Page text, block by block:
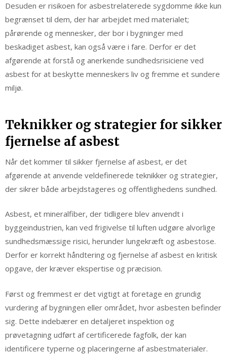
Desuden er risikoen for asbestrelaterede sygdomme ikke kun
begrænset til dem, der har arbejdet med materialet;
pårørende og mennesker, der bor i bygninger med
beskadiget asbest, kan også være i fare. Derfor er det
afgørende at forstå og anerkende sundhedsrisiciene ved
asbest for at beskytte menneskers liv og fremme et sundere
miljø.
Teknikker og strategier for sikker
fjernelse af asbest
Når det kommer til sikker fjernelse af asbest, er det
afgørende at anvende veldefinerede teknikker og strategier,
der sikrer både arbejdstageres og offentlighedens sundhed.
Asbest, et mineralfiber, der tidligere blev anvendt i
byggeindustrien, kan ved frigivelse til luften udgøre alvorlige
sundhedsmæssige risici, herunder lungekræft og asbestose.
Derfor er korrekt håndtering og fjernelse af asbest en kritisk
opgave, der kræver ekspertise og præcision.
Først og fremmest er det vigtigt at foretage en grundig
vurdering af bygningen eller området, hvor asbesten befinder
sig. Dette indebærer en detaljeret inspektion og
prøvetagning udført af certificerede fagfolk, der kan
identificere typerne og placeringerne af asbestmaterialer.